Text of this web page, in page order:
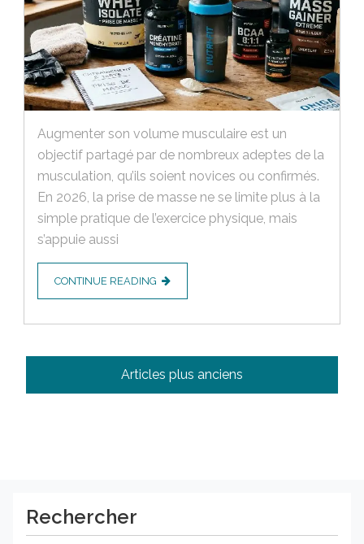
Augmenter son volume musculaire est un
objectif partagé par de nombreux adeptes de la
musculation, qu’ils soient novices ou confirmés.
En 2026, la prise de masse ne se limite plus à la
simple pratique de l’exercice physique, mais
s’appuie aussi
CONTINUE READING
Navigation
des
Articles plus anciens
Rechercher